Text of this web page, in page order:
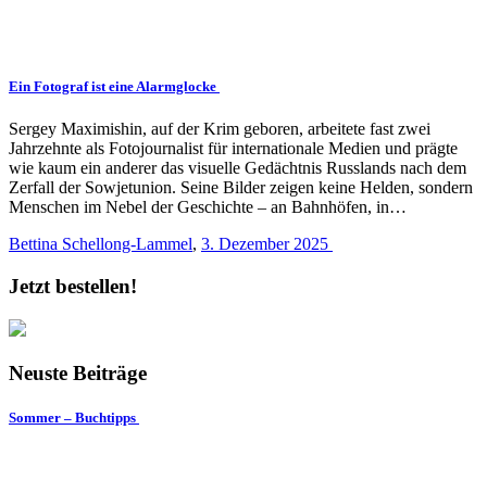
Ein Fotograf ist eine Alarmglocke
Sergey Maximishin, auf der Krim geboren, arbeitete fast zwei
Jahrzehnte als Fotojournalist für internationale Medien und prägte
wie kaum ein anderer das visuelle Gedächtnis Russlands nach dem
Zerfall der Sowjetunion. Seine Bilder zeigen keine Helden, sondern
Menschen im Nebel der Geschichte – an Bahnhöfen, in…
Bettina Schellong-Lammel, 3. Dezember 2025
Jetzt bestellen!
Neuste Beiträge
Sommer – Buchtipps